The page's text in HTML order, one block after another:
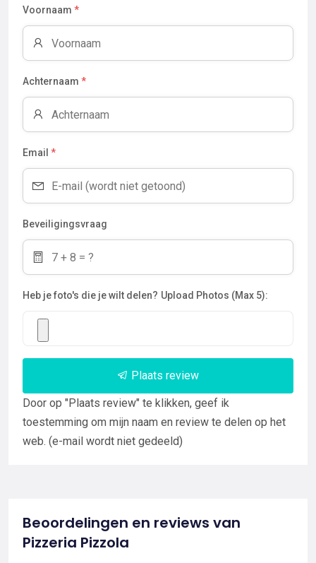
Voornaam *
Achternaam *
Email *
Beveiligingsvraag
Heb je foto's die je wilt delen? Upload Photos (Max 5):
Plaats review
Door op "Plaats review" te klikken, geef ik
toestemming om mijn naam en review te delen op het
web. (e-mail wordt niet gedeeld)
Beoordelingen en reviews van
Pizzeria Pizzola